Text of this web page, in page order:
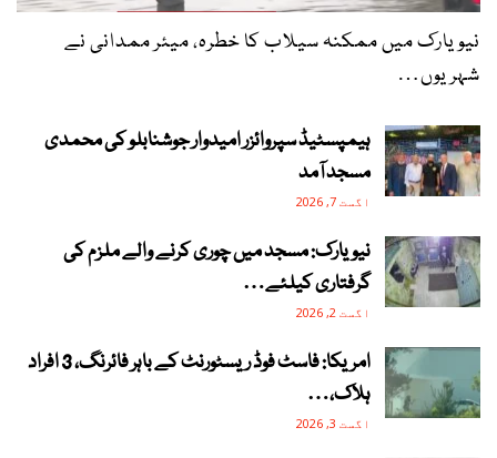
نیویارک میں ممکنہ سیلاب کا خطرہ، میئر ممدانی نے
شہریوں…
ہیمپسٹیڈ سپروائزر امیدوار جوشنابلو کی محمدی
مسجد آمد
اگست 7, 2026
نیویارک: مسجد میں چوری کرنے والے ملزم کی
گرفتاری کیلئے…
اگست 2, 2026
امریکا: فاسٹ فوڈ ریسٹورنٹ کے باہر فائرنگ، 3 افراد
ہلاک،…
اگست 3, 2026